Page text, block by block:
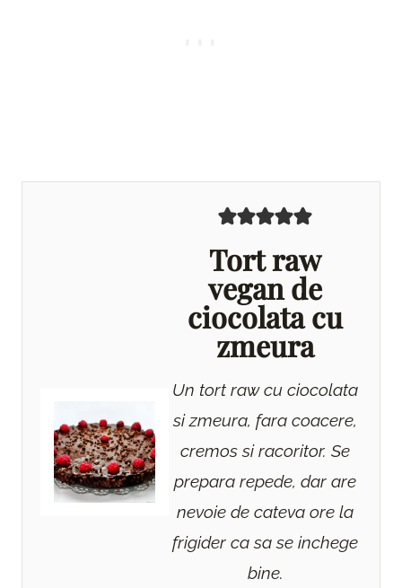
Tort raw
vegan de
ciocolata cu
zmeura
Un tort raw cu ciocolata
si zmeura, fara coacere,
cremos si racoritor. Se
prepara repede, dar are
nevoie de cateva ore la
frigider ca sa se inchege
bine.